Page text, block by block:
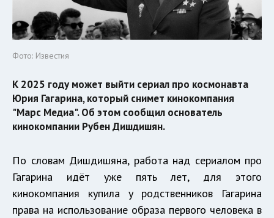
Фото: Известия
К 2025 году может выйти сериал про космонавта
Юрия Гагарина, который снимет кинокомпания
"Марс Медиа". Об этом сообщил основатель
кинокомпании Рубен Дишдишян.
По словам Дишдишяна, работа над сериалом про
Гагарина идёт уже пять лет, для этого
кинокомпания купила у родственников Гагарина
права на использование образа первого человека в